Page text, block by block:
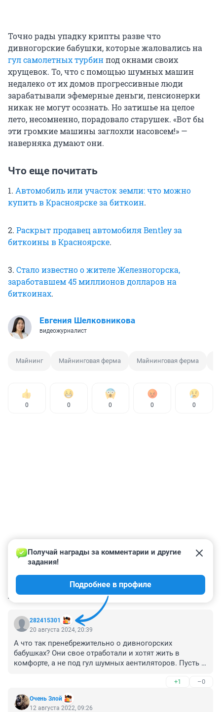
Точно рады упадку крипты разве что
дивногорские бабушки, которые жаловались на
гул самолетных турбинпод окнами своих
хрущевок. То, что с помощью шумных машин
недалеко от их домов прогрессивные люди
зарабатывали эфемерные деньги, пенсионерки
никак не могут осознать. Но затишье на целое
лето, несомненно, порадовало старушек. «Вот бы
эти громкие машины заглохли насовсем!» —
наверняка думают они.
Что еще почитать
1. Автомобиль или участок земли: что можно
купить в Красноярске за биткоин.
2. Раскрыт продавец автомобиля Bentley за
биткоины в Красноярске.
3. Стало известно о жителе Железногорска,
заработавшем 45 миллионов долларов на
биткоинах.
Евгения Шелковникова
видеожурналист
Майнинг Майнинговая ферма Майнинговая ферма
0 0 0 0 0
КОММЕНТАРИИ 23
282415301
Получай награды за комментарии и другие
задания!
Подробнее в профиле
20 августа 2024, 20:39
А что так пренебрежительно о дивногорских
бабушках? Они свое отработали и хотят жить в
комфорте, а не под гул шумных аентиляторов. Пусть
+1 –0
Очень Злой
12 августа 2022, 09:26